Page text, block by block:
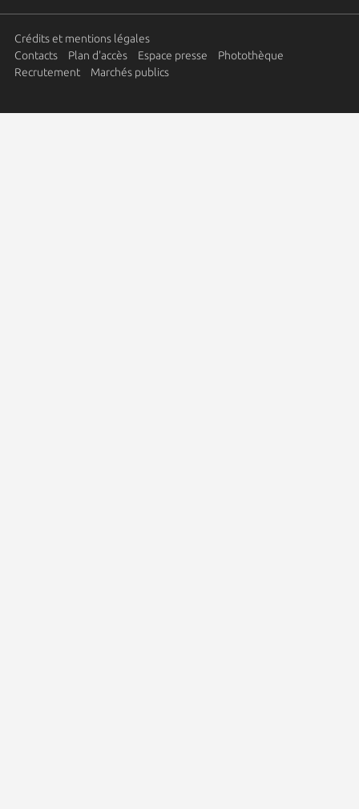
Crédits et mentions légales
Contacts
Plan d'accès Espace presse
Photothèque
Recrutement
Marchés publics